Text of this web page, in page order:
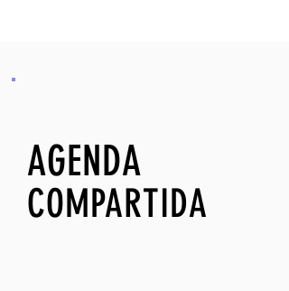
AGENDA
COMPARTIDA